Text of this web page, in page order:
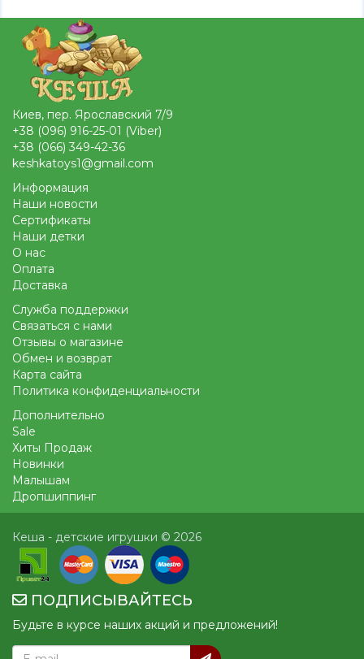
Киев, пер. Ярославский 7/9
+38 (096) 916-25-01 (Viber)
+38 (066) 349-42-36
keshkatoys1@gmail.com
Информация
Наши новости
Сертификаты
Наши детки
О нас
Оплата
Доставка
Служба поддержки
Связаться с нами
Отзывы о магазине
Обмен и возврат
Карта сайта
Политика конфиденциальности
Дополнительно
Sale
Хиты Продаж
Новинки
Малышам
Дропшиппинг
Кеша - детские игрушки © 2026
ПОДПИСЫВАЙТЕСЬ
Будьте в курсе наших акций и предложений!